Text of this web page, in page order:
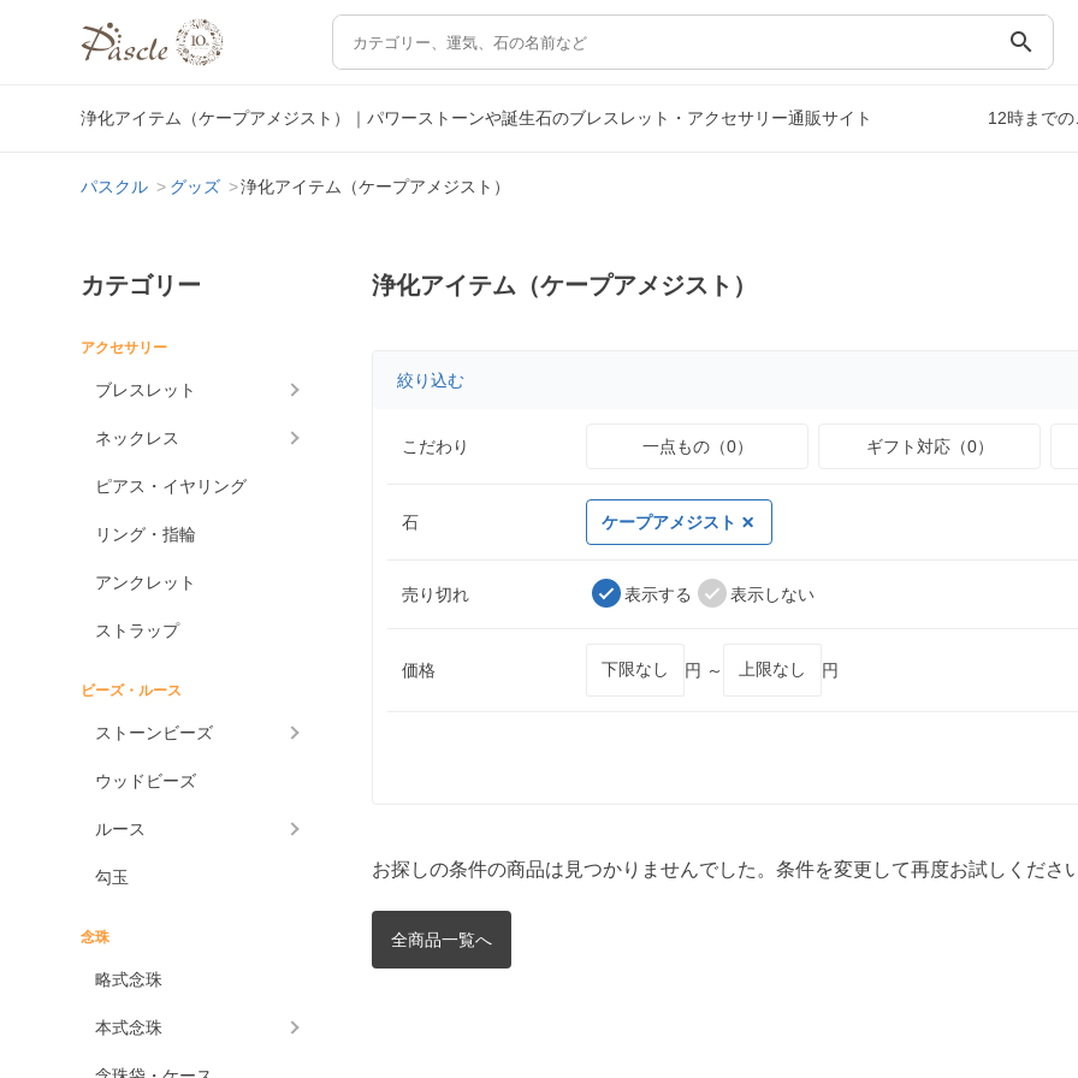
search
浄化アイテム（ケープアメジスト）｜パワーストーンや誕生石のブレスレット・アクセサリー通販サイト 12時まで
パスクル グッズ 浄化アイテム（ケープアメジスト）
カテゴリー
アクセサリー
ブレスレット
ネックレス
ピアス・イヤリング
リング・指輪
アンクレット
ストラップ
ビーズ・ルース
ストーンビーズ
ウッドビーズ
ルース
勾玉
念珠
略式念珠
本式念珠
浄化アイテム（ケープアメジスト）
絞り込む
こだわり 一点もの（0） ギフト対応（0）
石 ケープアメジスト
売り切れ 表示する 表示しない
価格 円 ～ 円
お探しの条件の商品は見つかりませんでした。条件を変更して再度お試しください
全商品一覧へ